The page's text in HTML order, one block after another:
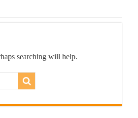
searching will help.